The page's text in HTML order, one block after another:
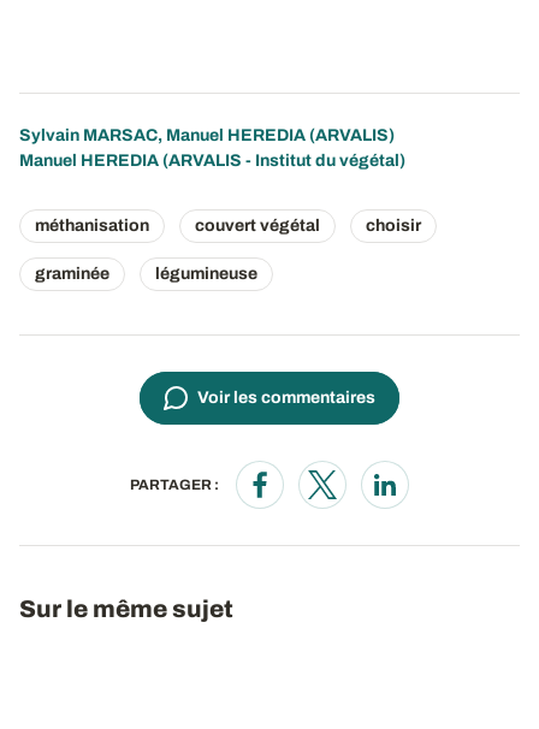
Sylvain MARSAC, Manuel HEREDIA (ARVALIS)
Manuel HEREDIA (ARVALIS - Institut du végétal)
méthanisation couvert végétal choisir
graminée légumineuse
Voir les commentaires
PARTAGER :
Opens in a new window
Opens in a new window
Opens in a new
Sur le même sujet